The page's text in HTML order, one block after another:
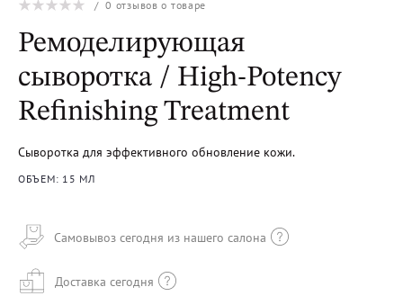
/0 отзывов о товаре
Ремоделирующая
сыворотка / High-Potency
Refinishing Treatment
Сыворотка для эффективного обновление кожи.
ОБЪЕМ: 15 МЛ
Самовывоз сегодня из нашего салона
Доставка сегодня